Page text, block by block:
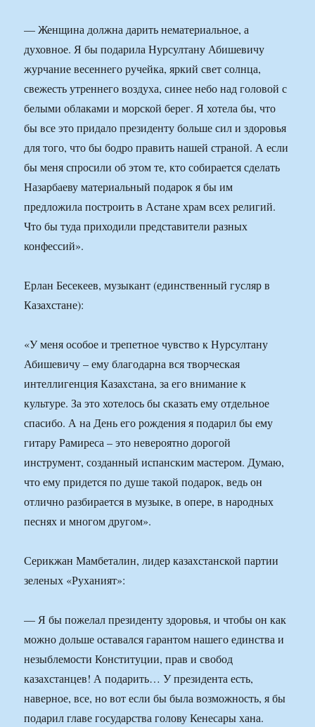
— Женщина должна дарить нематериальное, а
духовное. Я бы подарила Нурсултану Абишевичу
журчание весеннего ручейка, яркий свет солнца,
свежесть утреннего воздуха, синее небо над головой с
белыми облаками и морской берег. Я хотела бы, что
бы все это придало президенту больше сил и здоровья
для того, что бы бодро править нашей страной. А если
бы меня спросили об этом те, кто собирается сделать
Назарбаеву материальный подарок я бы им
предложила построить в Астане храм всех религий.
Что бы туда приходили представители разных
конфессий».
Ерлан Бесекеев, музыкант (единственный гусляр в
Казахстане):
«У меня особое и трепетное чувство к Нурсултану
Абишевичу – ему благодарна вся творческая
интеллигенция Казахстана, за его внимание к
культуре. За это хотелось бы сказать ему отдельное
спасибо. А на День его рождения я подарил бы ему
гитару Рамиреса – это невероятно дорогой
инструмент, созданный испанским мастером. Думаю,
что ему придется по душе такой подарок, ведь он
отлично разбирается в музыке, в опере, в народных
песнях и многом другом».
Серикжан Мамбеталин, лидер казахстанской партии
зеленых «Руханият»:
— Я бы пожелал президенту здоровья, и чтобы он как
можно дольше оставался гарантом нашего единства и
незыблемости Конституции, прав и свобод
казахстанцев! А подарить… У президента есть,
наверное, все, но вот если бы была возможность, я бы
подарил главе государства голову Кенесары хана.